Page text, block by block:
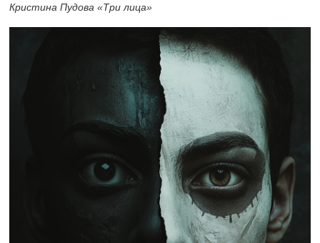
Кристина Пудова «Три лица»